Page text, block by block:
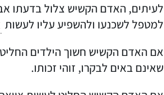
לעיתים, האדם הקשיש צלול בדעתו
למטפל לשכנעו ולהשפיע עליו לעשות
אם האדם הקשיש חשוך הילדים החליט
שאינם באים לבקרו, זוהי זכותו.